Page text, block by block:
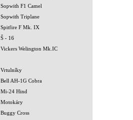
Sopwith F1 Camel
Sopwith Triplane
Spitfire F Mk. IX
Š - 16
Vickers Welington Mk.IC
Vrtulníky
Bell AH-1G Cobra
Mi-24 Hind
Motokáry
Buggy Cross